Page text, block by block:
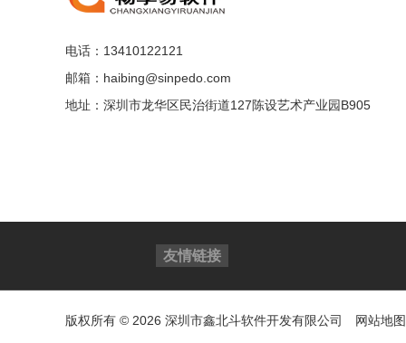
电话：13410122121
邮箱：haibing@sinpedo.com
地址：深圳市龙华区民治街道127陈设艺术产业园B905
友情链接
版权所有 © 2026 深圳市鑫北斗软件开发有限公司 网站地图